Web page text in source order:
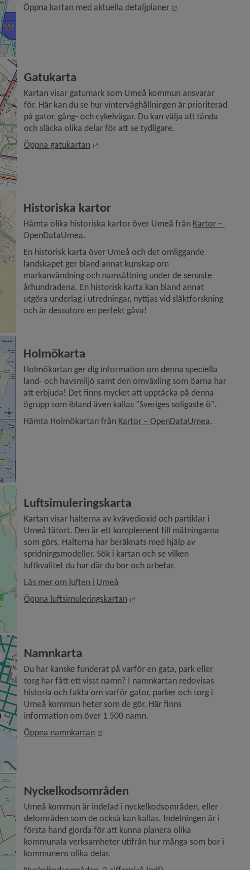
Öppna kartan med aktuella detaljplaner
Länk till annan
Gatukarta
Kartan visar gatumark som Umeå kommun ansvarar
för. Här kan du se hur vinterväghållningen är prioriterad
på gator, gång- och cykelvägar. Du kan välja att tända
och släcka olika delar för att se tydligare.
Öppna gatukartan
Länk till annan webbplats, öppnas i nytt
Historiska kartor
Hämta olika historiska kartor över Umeå från Kartor –
OpenDataUmeaLänk till annan webbplats.
.
En historisk karta över Umeå och det omliggande
landskapet ger bland annat kunskap om
markanvändning och namsättning under de senaste
århundradena. En historisk karta kan bland annat
utgöra underlag i utredningar, nyttjas vid släktforskning
och är dessutom en perfekt gåva!
Holmökarta
Holmökartan ger dig information om denna speciella
land- och havsmiljö samt den omväxling som öarna har
att erbjuda! Det finns mycket att upptäcka på denna
ögrupp som ibland även kallas "Sveriges soligaste ö".
Hämta Holmökartan från Kartor – OpenDataUmeaLänk till
.
Luftsimuleringskarta
Kartan visar halterna av kvävedioxid och partiklar i
Umeå tätort. Den är ett komplement till mätningarna
som görs. Halterna har beräknats med hjälp av
spridningsmodeller. Sök i kartan och se vilken
luftkvalitet du har där du bor och arbetar.
Läs mer om luften i Umeå
Öppna luftsimuleringskartan
Länk till annan webbplats,
Namnkarta
Du har kanske funderat på varför en gata, park eller
torg har fått ett visst namn? I namnkartan redovisas
historia och fakta om varför gator, parker och torg i
Umeå kommun heter som de gör. Här finns
information om över 1 500 namn.
Öppna namnkartan
Länk till annan webbplats, öppnas i nytt
Nyckelkodsområden
Umeå kommun är indelad i nyckelkodsområden, eller
delområden som de också kan kallas. Indelningen är i
första hand gjorda för att kunna planera olika
kommunala verksamheter utifrån hur många som bor i
kommunens olika delar.